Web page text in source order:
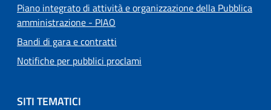
Piano integrato di attività e organizzazione della Pubblica
amministrazione - PIAO
Bandi di gara e contratti
Notifiche per pubblici proclami
SITI TEMATICI